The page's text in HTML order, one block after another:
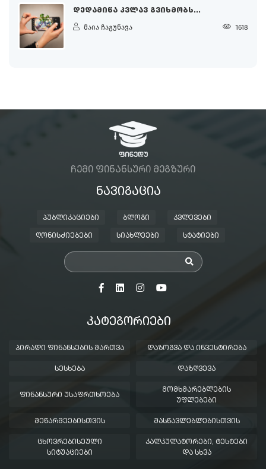
ᲓᲔᲓᲐᲛᲘᲬᲐ ᲙᲕᲚᲐᲕ ᲒᲕᲘᲮᲛᲝᲑᲡ...
მაია ჩაგუნავა 1618
ᲩᲔᲛᲘ ᲤᲘᲜᲐᲜᲡᲣᲠᲘ ᲛᲔᲒᲖᲣᲠᲘ
ᲜᲐᲕᲘᲒᲐᲪᲘᲐ
ᲞᲣᲑᲚᲘᲙᲐᲪᲘᲔᲑᲘ ᲑᲚᲝᲒᲘ ᲙᲕᲚᲔᲕᲔᲑᲘ
ᲦᲝᲜᲘᲡᲫᲘᲔᲑᲔᲑᲘ ᲡᲘᲐᲮᲚᲔᲔᲑᲘ ᲡᲢᲐᲢᲘᲔᲑᲘ
ᲙᲐᲢᲔᲒᲝᲠᲘᲔᲑᲘ
ᲞᲘᲠᲐᲓᲘ ᲤᲘᲜᲐᲜᲡᲔᲑᲘᲡ ᲛᲐᲠᲗᲕᲐ ᲓᲐᲖᲝᲒᲕᲐ ᲓᲐ ᲘᲜᲕᲔᲡᲢᲘᲠᲔᲑᲐ
ᲡᲔᲡᲮᲔᲑᲐ ᲓᲐᲖᲦᲕᲔᲕᲐ
ᲤᲘᲜᲐᲜᲡᲣᲠᲘ ᲣᲡᲐᲤᲠᲗᲮᲝᲔᲑᲐ
ᲛᲝᲛᲮᲛᲐᲠᲔᲑᲚᲔᲑᲘᲡ
ᲣᲤᲚᲔᲑᲔᲑᲘ
ᲛᲔᲬᲐᲠᲛᲔᲔᲑᲘᲡᲗᲕᲘᲡ ᲛᲐᲡᲬᲐᲕᲚᲔᲑᲚᲔᲑᲘᲡᲗᲕᲘᲡ
ᲪᲮᲝᲕᲠᲔᲑᲘᲡᲔᲣᲚᲘ
ᲡᲘᲢᲣᲐᲪᲘᲔᲑᲘ
ᲙᲐᲚᲙᲣᲚᲐᲢᲝᲠᲔᲑᲘ, ᲢᲔᲡᲢᲔᲑᲘ
ᲓᲐ ᲡᲮᲕᲐ